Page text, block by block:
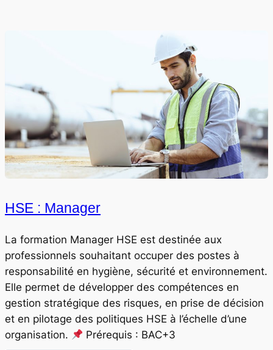
HSE : Manager
La formation Manager HSE est destinée aux
professionnels souhaitant occuper des postes à
responsabilité en hygiène, sécurité et environnement.
Elle permet de développer des compétences en
gestion stratégique des risques, en prise de décision
et en pilotage des politiques HSE à l’échelle d’une
organisation.
Prérequis : BAC+3